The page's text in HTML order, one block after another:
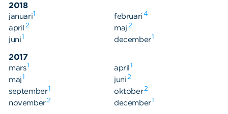
2018
januari1 februari 4
april 2 maj 2
juni1 december1
2017
mars1 april1
maj1 juni2
september1 oktober2
november2 december1